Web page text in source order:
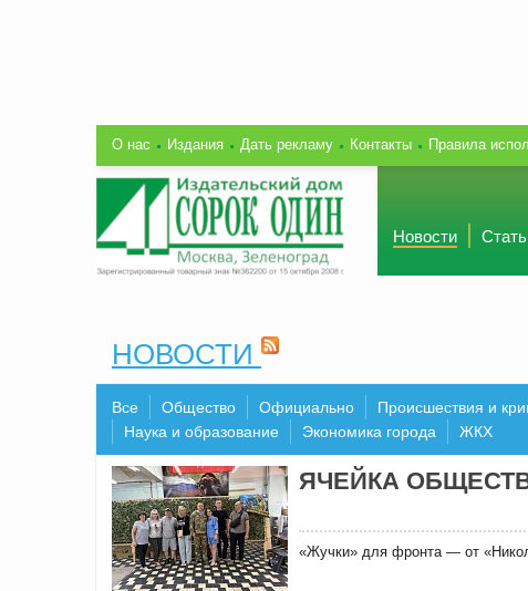
О нас Издания Дать рекламу Контакты Правила
Новости
НОВОСТИ
Все Общество Официально Происшествия и
Наука и образование
Экономика города ЖКХ
ЯЧЕЙКА
«Жучки» для фронта — от